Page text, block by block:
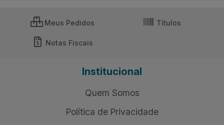
Meus Pedidos Títulos
Notas Fiscais
Institucional
Quem Somos
Política de Privacidade